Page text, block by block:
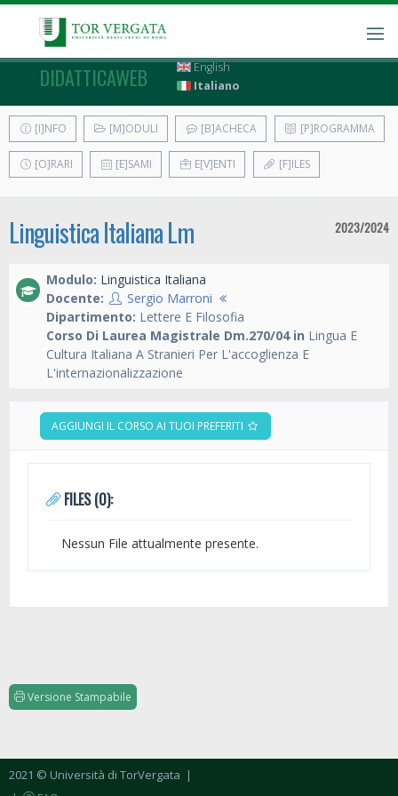
DIDATTICAWEB
English
Italiano
[I]NFO [M]ODULI [B]ACHECA [P]ROGRAMMA
[O]RARI [E]SAMI E[V]ENTI [F]ILES
Linguistica Italiana Lm 2023/2024
Modulo: Linguistica Italiana
Docente:
Sergio Marroni
Dipartimento: Lettere E Filosofia
Corso Di Laurea Magistrale Dm.270/04 in Lingua E
Cultura Italiana A Stranieri Per L'accoglienza E
L'internazionalizzazione
AGGIUNGI IL CORSO AI TUOI PREFERITI
FILES (0):
Nessun File attualmente presente.
Versione Stampabile
2021 © Università di TorVergata |